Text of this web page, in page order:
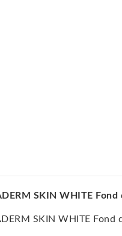
SKIN WHITE
SKIN WHITE